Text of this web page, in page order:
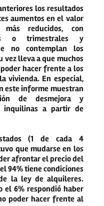
los resultados
aumentos en el valor
reducidos, con
o trimestrales y
no contemplan los
vez lleva a que muchos
hacer frente a los
vivienda. En especial,
este informe muestran
de desmejora y
inquilinas a partir de
(1 de cada 4
que mudarse en los
afrontar el precio del
94% tiene condiciones
la ley de alquileres.
el 6% respondió haber
poder hacer frente al